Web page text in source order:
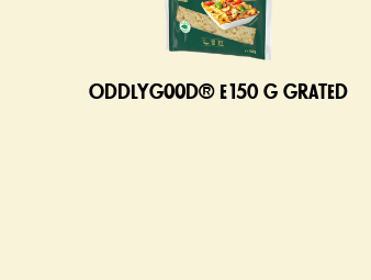
Oddlygood® e150 g grated